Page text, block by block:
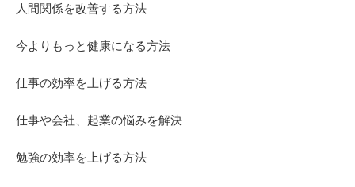
人間関係を改善する方法
今よりもっと健康になる方法
仕事の効率を上げる方法
仕事や会社、起業の悩みを解決
勉強の効率を上げる方法